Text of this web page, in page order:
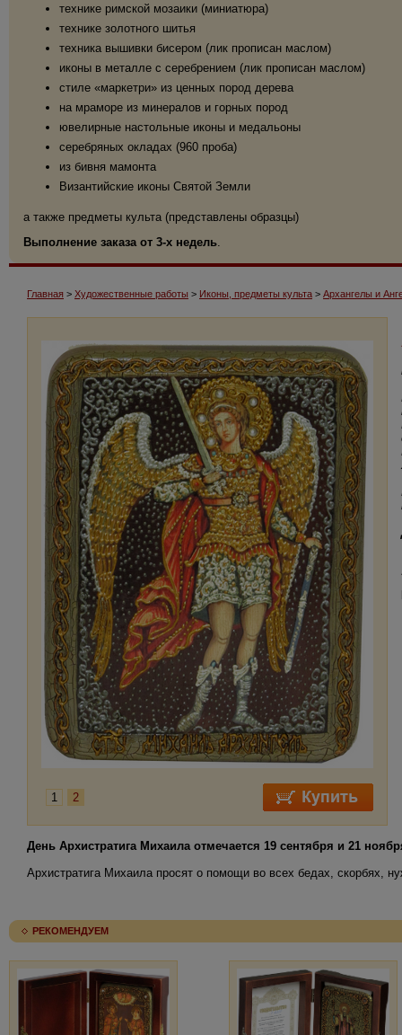
технике римской мозаики (миниатюра)
технике золотного шитья
техника вышивки бисером (лик прописан маслом)
иконы в металле с серебрением (лик прописан маслом)
стиле «маркетри» из ценных пород дерева
на мраморе из минералов и горных пород
ювелирные настольные иконы и медальоны
серебряных окладах (960 проба)
из бивня мамонта
Византийские иконы Святой Земли
а также предметы культа (представлены образцы)
Выполнение заказа от 3-х недель.
Главная > Художественные работы > Иконы, предметы культа > Архангелы и
1 2
День Архистратига Михаила отмечается 19 сентября и 21
Архистратига Михаила просят о помощи во всех бедах, скорбях,
РЕКОМЕНДУЕМ